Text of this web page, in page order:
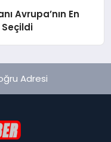
Avrupa’nın En
Adresi